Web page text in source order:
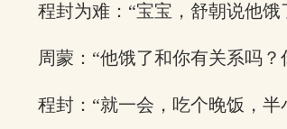
程封为难：“宝宝，舒朝说他饿
周蒙：“他饿了和你有关系吗？
程封：“就一会，吃个晚饭，半